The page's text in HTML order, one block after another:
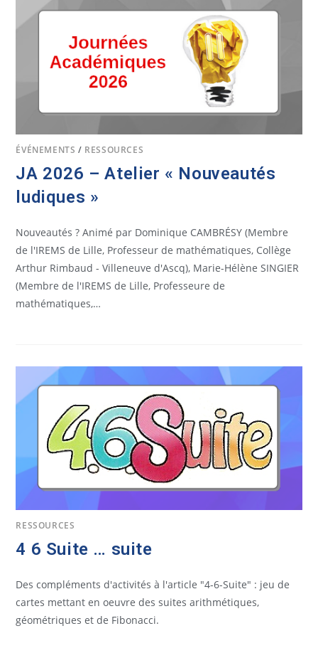
ÉVÉNEMENTS / RESSOURCES
JA 2026 – Atelier « Nouveautés
ludiques »
Nouveautés ? Animé par Dominique CAMBRÉSY (Membre
de l'IREMS de Lille, Professeur de mathématiques, Collège
Arthur Rimbaud - Villeneuve d'Ascq), Marie-Hélène SINGIER
(Membre de l'IREMS de Lille, Professeure de
mathématiques,…
RESSOURCES
4 6 Suite … suite
Des compléments d'activités à l'article "4-6-Suite" : jeu de
cartes mettant en oeuvre des suites arithmétiques,
géométriques et de Fibonacci.